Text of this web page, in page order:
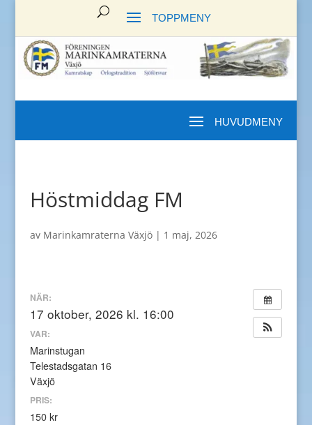
Höstmiddag FM
av Marinkamraterna Växjö| 1 maj, 2026
NÄR:
17 oktober, 2026 kl. 16:00
VAR:
Marinstugan
Telestadsgatan 16
Växjö
PRIS:
150 kr